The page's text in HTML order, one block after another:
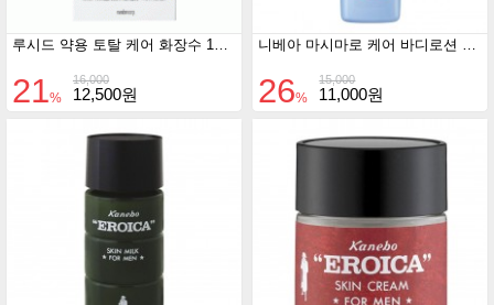
루시드 약용 토탈 케어 화장수 110ml
16,000
21% 12,500원
니베아 마시마로 케어 바디로션 실키 꽃의 향기 200ml
15,000
26% 11,000원